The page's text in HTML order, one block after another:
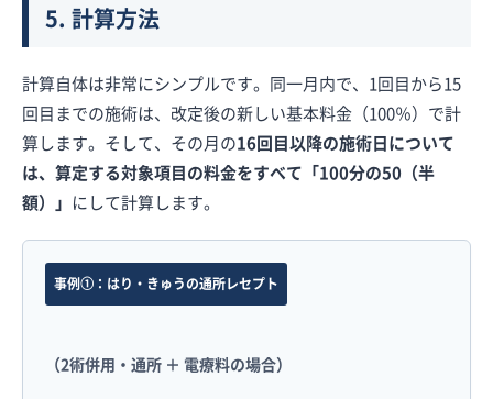
5. 計算方法
計算自体は非常にシンプルです。同一月内で、1回目から15
回目までの施術は、改定後の新しい基本料金（100％）で計
算します。そして、その月の16回目以降の施術日について
は、算定する対象項目の料金をすべて「100分の50（半
額）」 にして計算します。
事例①：はり・きゅうの通所レセプト
（2術併用・通所 ＋ 電療料の場合）